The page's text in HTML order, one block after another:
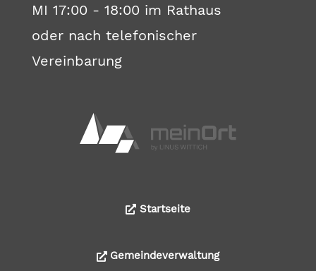
MI 17:00 - 18:00 im Rathaus
oder nach telefonischer
Vereinbarung
Startseite
Gemeindeverwaltung